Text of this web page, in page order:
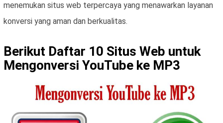
menemukan situs web terpercaya yang menawarkan layanan
konversi yang aman dan berkualitas.
Berikut Daftar 10 Situs Web untuk
Mengonversi YouTube ke MP3